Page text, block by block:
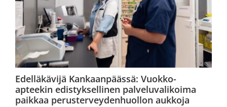
Edelläkävijä Kankaanpäässä: Vuokko-
apteekin edistyksellinen palveluvalikoima
paikkaa perusterveydenhuollon aukkoja